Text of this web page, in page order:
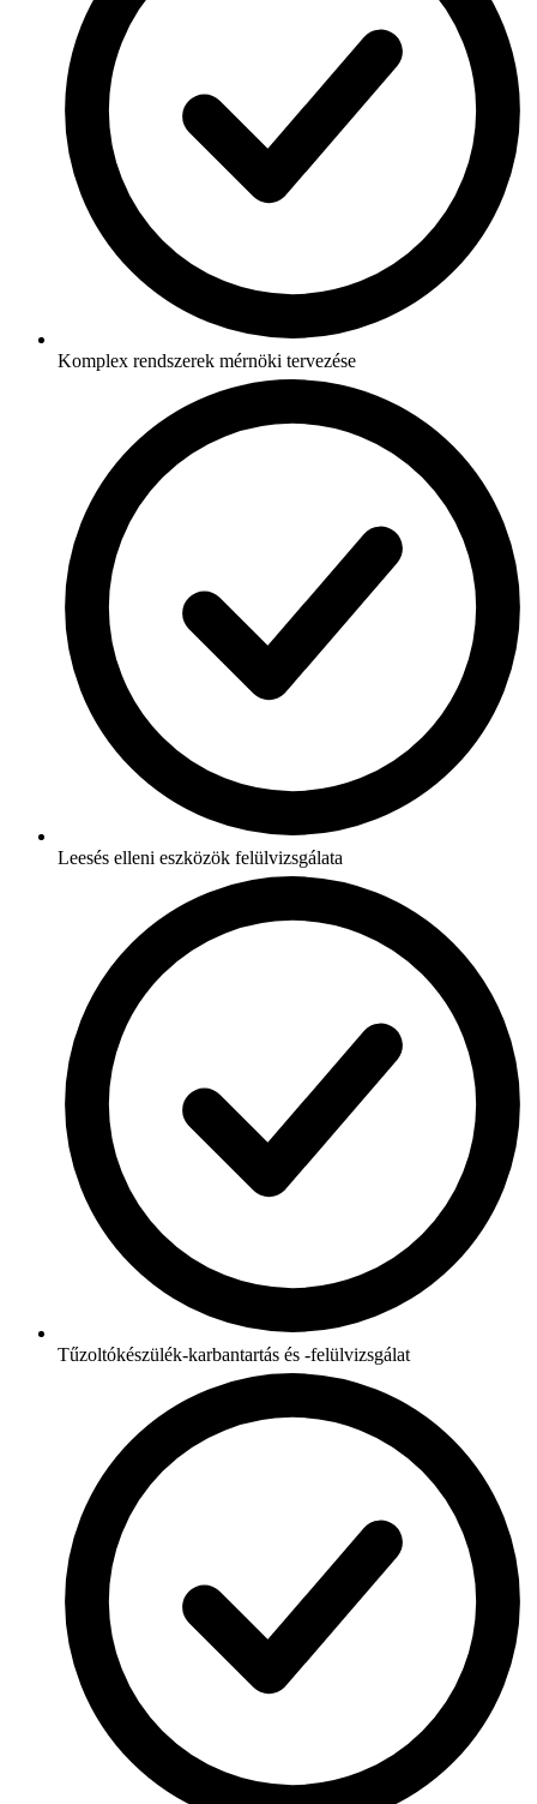
Komplex rendszerek mérnöki tervezése
Leesés elleni eszközök felülvizsgálata
Tűzoltókészülék-karbantartás és -felülvizsgálat